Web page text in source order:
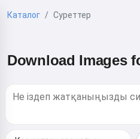
Каталог Суреттер
Download Images